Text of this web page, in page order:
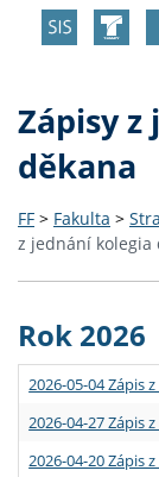
Zápisy
děkana
FF > Fakulta >
z jednání kolegia
Rok 2026
2026-05-04 Zápis
2026-04-27 Zápis
2026-04-20 Zápis